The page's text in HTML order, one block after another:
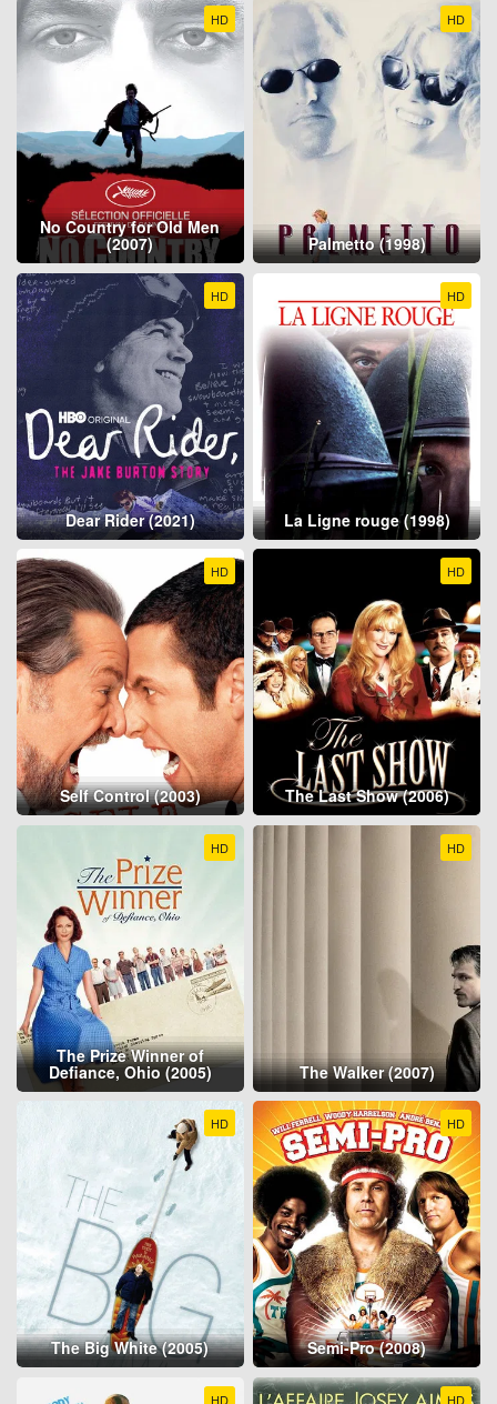
HD
No Country for Old Men
(2007)
HD
Palmetto (1998)
HD
Dear Rider (2021)
HD
La Ligne rouge (1998)
HD
Self Control (2003)
HD
The Last Show (2006)
HD
The Prize Winner of
Defiance, Ohio (2005)
HD
The Walker (2007)
HD
The Big White (2005)
HD
Semi-Pro (2008)
HD HD